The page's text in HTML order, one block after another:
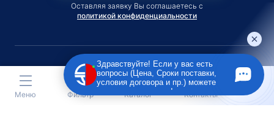
Оставляя заявку Вы соглашаетесь с
политикой конфиденциальности
Материалы данного сайта являются публичной офертой
только на услугу сопровождения Агентом приобретения
транспортного средства Клиентом.
Меню Фильтр Каталог Контакты
Здравствуйте! Если у вас есть
вопросы (Цена, Сроки поставки,
условия договора и пр.) можете
задать их мне в чат!